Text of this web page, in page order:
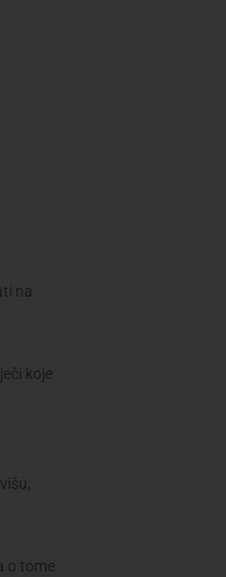
na
koje
o tome